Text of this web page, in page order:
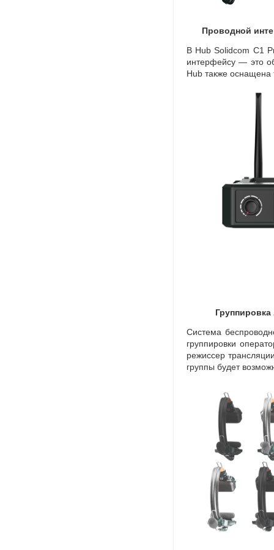
Проводной
В Hub Solidcom C1
интерфейсу — это
Hub также оснащена
Система
группировки
режиссер
группы будет